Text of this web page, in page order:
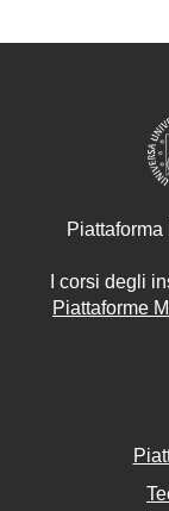
I corsi degli
Piattaforme